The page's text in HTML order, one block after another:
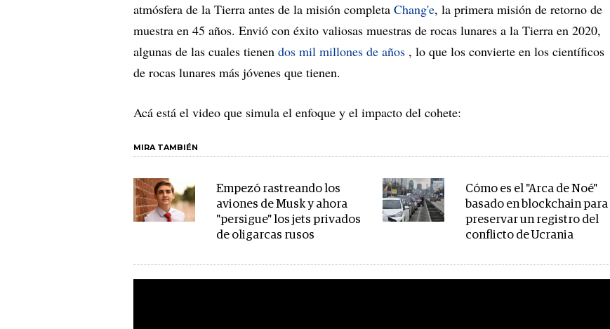
atmósfera de la Tierra antes de la misión completa Chang'e, la primera misión de retorno de
muestra en 45 años. Envió con éxito valiosas muestras de rocas lunares a la Tierra en 2020,
algunas de las cuales tienen dos mil millones de años , lo que los convierte en los científicos
de rocas lunares más jóvenes que tienen.
Acá está el video que simula el enfoque y el impacto del cohete:
MIRA TAMBIÉN
Empezó rastreando los
aviones de Musk y ahora
"persigue" los jets privados
de oligarcas rusos
Cómo es el "Arca de Noé"
basado en blockchain para
preservar un registro del
conflicto de Ucrania